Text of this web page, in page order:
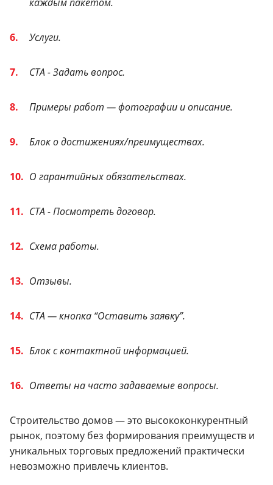
каждым пакетом.
Услуги.
СТА - Задать вопрос.
Примеры работ — фотографии и описание.
Блок о достижениях/преимуществах.
О гарантийных обязательствах.
СТА - Посмотреть договор.
Схема работы.
Отзывы.
СТА — кнопка “Оставить заявку”.
Блок с контактной информацией.
Ответы на часто задаваемые вопросы.
Строительство домов — это высококонкурентный
рынок, поэтому без формирования преимуществ и
уникальных торговых предложений практически
невозможно привлечь клиентов.